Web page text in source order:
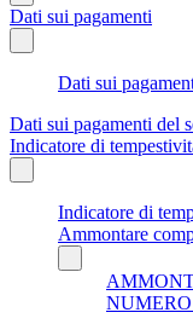
Dati sui pagamenti
Dati sui
Dati sui pagamenti del
Indicatore di
Indicatore di
Ammontare